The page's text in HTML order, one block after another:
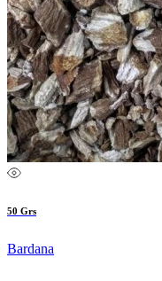
50 Grs
Bardana